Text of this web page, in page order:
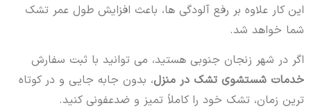
این کار علاوه بر رفع آلودگی ها، باعث افزایش طول عمر تشک
شما خواهد شد.
اگر در شهر زنجان جنوبی هستید، می توانید با ثبت سفارش
خدمات شستشوی تشک در منزل، بدون جابه جایی و در کوتاه
ترین زمان، تشک خود را کاملاً تمیز و ضدعفونی کنید.